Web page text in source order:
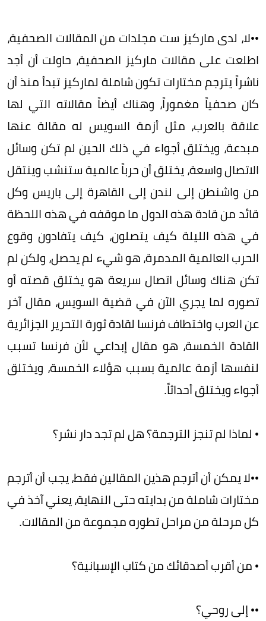
••لا، لدى ماركيز ست مجلدات من المقالات الصحفية،
اطلعت على مقالات ماركيز الصحفية، حاولت أن أجد
ناشراً يترجم مختارات تكون شاملة لماركيز تبدأ منذ أن
كان صحفياً مغموراً، وهناك أيضاً مقالاته التي لها
علاقة بالعرب، مثل أزمة السويس له مقالة عنها
مبدعة، ويختلق أجواء في ذلك الحين لم تكن وسائل
الاتصال واسعة، يختلق أن حرباً عالمية ستنشب وينتقل
من واشنطن إلى لندن إلى القاهرة إلى باريس وكل
قائد من قادة هذه الدول ما موقفه في هذه اللحظة
في هذه الليلة كيف يتصلون، كيف يتفادون وقوع
الحرب العالمية المدمرة، هو شيء لم يحصل، ولكن لم
تكن هناك وسائل اتصال سريعة هو يختلق قصته أو
تصوره لما يجري الآن في قضية السويس، مقال آخر
عن العرب واختطاف فرنسا لقادة ثورة التحرير الجزائرية
القادة الخمسة، هو مقال إبداعي لأن فرنسا تسبب
لنفسها أزمة عالمية بسبب هؤلاء الخمسة، ويختلق
أجواء ويختلق أحداثاً.
• لماذا لم تنجز الترجمة؟ هل لم تجد دار نشر؟
••لا يمكن أن أترجم هذين المقالين فقط، يجب أن أترجم
مختارات شاملة من بدايته حتى النهاية، يعني آخذ في
كل مرحلة من مراحل تطوره مجموعة من المقالات.
• من أقرب أصدقائك من كتاب الإسبانية؟
•• إلى روحي؟